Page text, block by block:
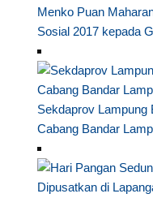
Menko Puan
Sosial 2017 kepada
Sekdaprov Lampung
Cabang Bandar